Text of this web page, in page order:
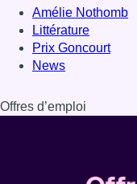
Amélie Nothomb
Littérature
Prix Goncourt
News
Offres d’emploi